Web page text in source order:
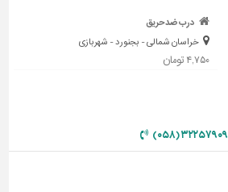
درب ضدحریق
خراسان شمالی - بجنورد - شهربازی
۴,۷۵۰ تومان
۳۲۲۵۷۹۰۹ (۰۵۸)